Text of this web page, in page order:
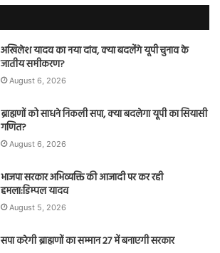
अखिलेश यादव का नया दांव, क्या बदलेंगे यूपी चुनाव के
जातीय समीकरण?
August 6, 2026
ब्राह्मणों को साधने निकली सपा, क्या बदलेगा यूपी का सियासी
गणित?
August 6, 2026
भाजपा सरकार अभिव्यक्ति की आजादी पर कर रही
हमला:डिम्पल यादव
August 5, 2026
सपा करेगी ब्राह्मणों का सम्मान 27 में बनाएगी सरकार